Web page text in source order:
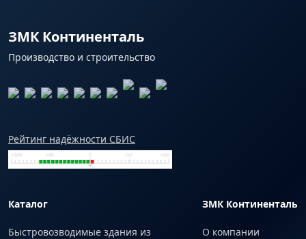
ЗМК Континенталь
Производство и строительство
Рейтинг надёжности СБИС
Каталог
Быстровозводимые здания из
ЗМК Континенталь
О компании